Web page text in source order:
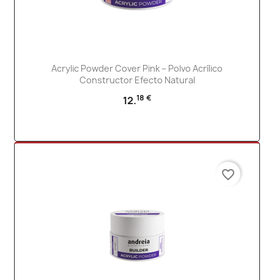
Acrylic Powder Cover Pink – Polvo Acrílico
Constructor Efecto Natural
12.18 €
favorite_border